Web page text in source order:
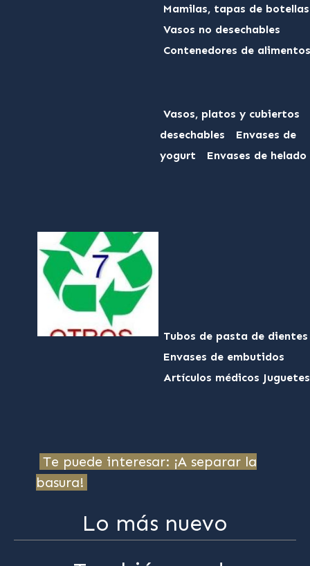
Mamilas, tapas de botellas
Vasos no desechables
Contenedores de
Vasos, platos y cubiertos
desechables
Envases de
yogurt
Envases de helado
Tubos de pasta de dientes
Envases de embutidos
Artículos médicos Juguetes
Te puede interesar: ¡A separar la
basura!
Lo más nuevo